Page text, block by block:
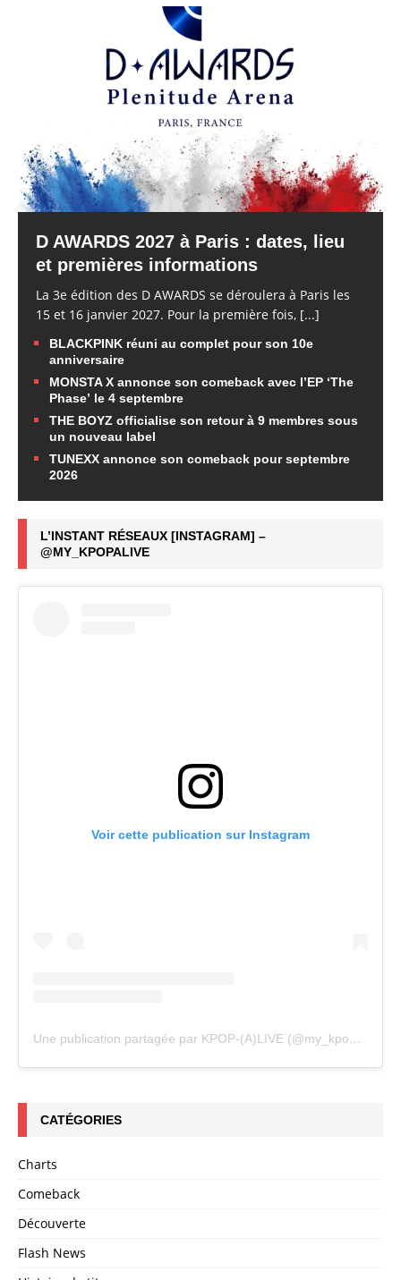
D AWARDS 2027 à Paris : dates, lieu
et premières informations
La 3e édition des D AWARDS se déroulera à Paris les
15 et 16 janvier 2027. Pour la première fois, [...]
BLACKPINK réuni au complet pour son 10e
anniversaire
MONSTA X annonce son comeback avec l’EP ‘The
Phase’ le 4 septembre
THE BOYZ officialise son retour à 9 membres sous
un nouveau label
TUNEXX annonce son comeback pour septembre
2026
L’INSTANT RÉSEAUX [INSTAGRAM] –
@MY_KPOPALIVE
Voir cette publication sur Instagram
Une publication partagée par KPOP-(A)LIVE (@my_kpopalive)
CATÉGORIES
Charts
Comeback
Découverte
Flash News